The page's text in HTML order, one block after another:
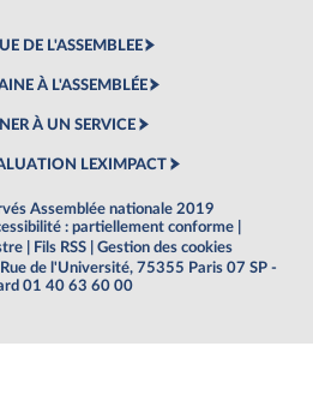
DE L'ASSEMBLEE
À L'ASSEMBLÉE
À UN SERVICE
LEXIMPACT
Assemblée nationale 2019
: partiellement conforme
Fils RSS
Gestion des cookies
de l'Université, 75355 Paris 07 SP -
01 40 63 60 00